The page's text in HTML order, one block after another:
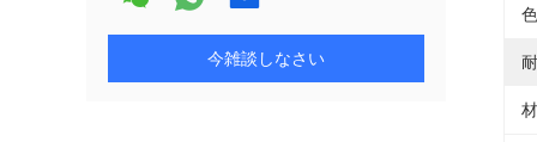
今雑談しなさい